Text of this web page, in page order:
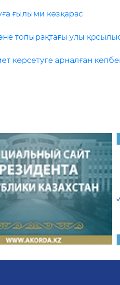
ғылыми көзқарас
топырақтағы улы
көрсетуге арналған